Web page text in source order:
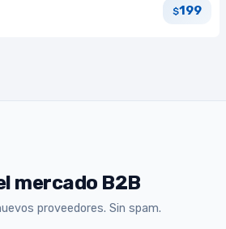
$199
mercado B2B
proveedores. Sin spam.